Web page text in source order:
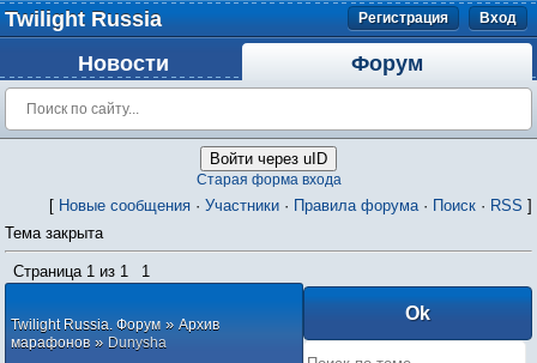
Twilight Russia Регистрация Вход
Новости Форум
Войти через uID
Старая форма входа
[ Новые сообщения · Участники · Правила форума· Поиск · RSS ]
Тема закрыта
Страница 1 из 1 1
Twilight Russia. Форум » Архив
марафонов » Dunysha